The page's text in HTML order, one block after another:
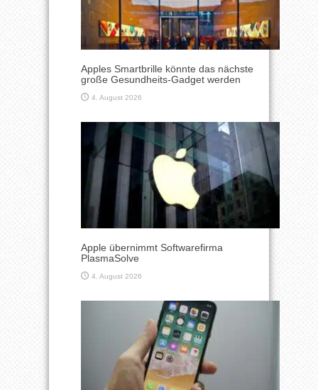
Apples Smartbrille könnte das nächste
große Gesundheits-Gadget werden
4. August 2026
Apple übernimmt Softwarefirma
PlasmaSolve
4. August 2026